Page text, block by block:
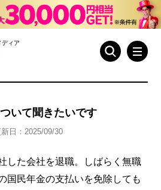
ディア
いて聞きたいです
日：2025/09/30
した会社を退職。しばらく無職
国民年金の支払いを免除しても